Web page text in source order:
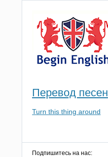
Перевод песен
Turn this thing around
Подпишитесь на нас: